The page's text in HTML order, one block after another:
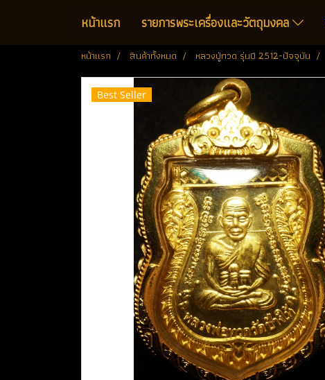
หน้าแรก รายการพระเครื่องและวัตถุมงคล
หน้าแรก สินค้าทั้งหมด หลวงปู่ทวด รุ่นปี 2512-ปัจจุบัน
Best Seller